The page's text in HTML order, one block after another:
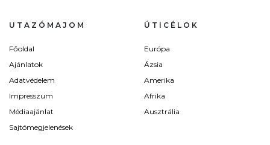
UTAZÓMAJOM
Főoldal
Ajánlatok
Adatvédelem
Impresszum
Médiaajánlat
Sajtómegjelenések
ÚTICÉLOK
Európa
Ázsia
Amerika
Afrika
Ausztrália